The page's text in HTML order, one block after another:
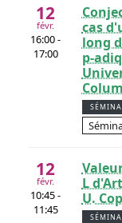
12
févr.
16:00 -
17:00
cas
long
p-
12
févr.
10:45 -
11:45
L
U.